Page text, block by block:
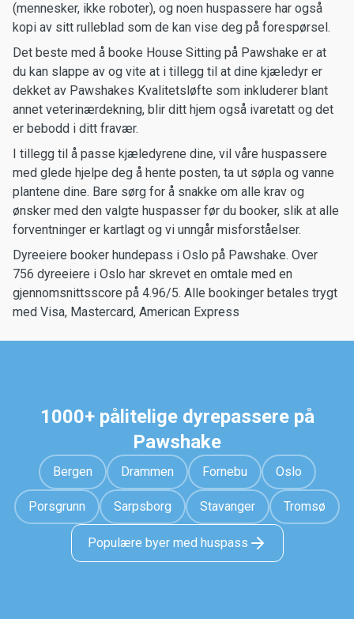
(mennesker, ikke roboter), og noen huspassere har også
kopi av sitt rulleblad som de kan vise deg på forespørsel.
Det beste med å booke House Sitting på Pawshake er at
du kan slappe av og vite at i tillegg til at dine kjæledyr er
dekket av Pawshakes Kvalitetsløfte som inkluderer blant
annet veterinærdekning, blir ditt hjem også ivaretatt og det
er bebodd i ditt fravær.
I tillegg til å passe kjæledyrene dine, vil våre huspassere
med glede hjelpe deg å hente posten, ta ut søpla og vanne
plantene dine. Bare sørg for å snakke om alle krav og
ønsker med den valgte huspasser før du booker, slik at alle
forventninger er kartlagt og vi unngår misforståelser.
Dyreeiere booker hundepass i Oslo på Pawshake. Over
756 dyreeiere i Oslo har skrevet en omtale med en
gjennomsnittsscore på 4.96/5. Alle bookinger betales trygt
med Visa, Mastercard, American Express
1000+ pålitelige dyrepassere på
Pawshake
Bergen Drammen Fornebu Oslo
Porsgrunn Sarpsborg Stavanger Tromsø
Populære byer med huspass